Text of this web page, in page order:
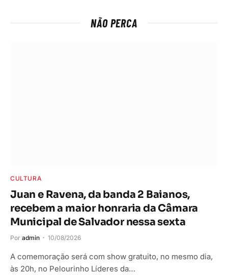
NÃO PERCA
CULTURA
Juan e Ravena, da banda 2 Baianos,
recebem a maior honraria da Câmara
Municipal de Salvador nessa sexta
Por admin 10/08/2026
A comemoração será com show gratuito, no mesmo dia,
às 20h, no Pelourinho Líderes da…